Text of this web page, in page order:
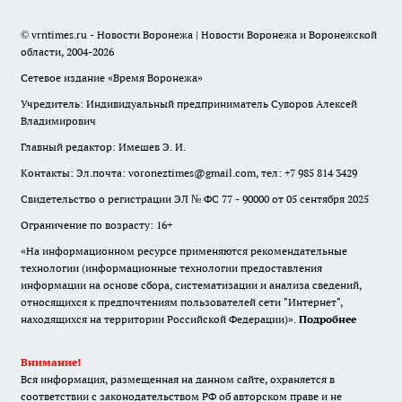
© vrntimes.ru - Новости Воронежа | Новости Воронежа и Воронежской
области, 2004-2026
Сетевое издание «Время Воронежа»
Учредитель: Индивидуальный предприниматель Суворов Алексей
Владимирович
Главный редактор: Имешев Э. И.
Контакты: Эл.почта: voroneztimes@gmail.com, тел: +7 985 814 3429
Свидетельство о регистрации ЭЛ № ФС 77 - 90000 от 05 сентября 2025
Ограничение по возрасту: 16+
«На информационном ресурсе применяются рекомендательные
технологии (информационные технологии предоставления
информации на основе сбора, систематизации и анализа сведений,
относящихся к предпочтениям пользователей сети "Интернет",
находящихся на территории Российской Федерации)». Подробнее
Внимание!
Вся информация, размещенная на данном сайте, охраняется в
соответствии с законодательством РФ об авторском праве и не